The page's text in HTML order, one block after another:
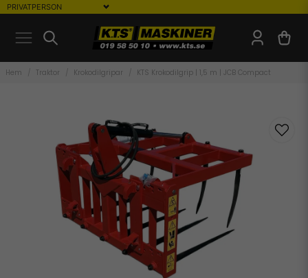
Hem Traktor Krokodilgripar KTS Krokodilgrip | 1,5 m | JCB Compact